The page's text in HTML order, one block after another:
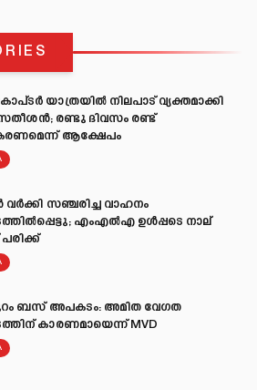
യാത്രയിൽ നിലപാട് വ്യക്തമാക്കി
സതീശൻ; രണ്ടു ദിവസം രണ്ട്
ആക്ഷേപം
സഞ്ചരിച്ച വാഹനം
എംഎല്‍എ ഉള്‍പ്പടെ നാല്
ബസ് അപകടം: അമിത വേഗത
കാരണമായെന്ന് MVD